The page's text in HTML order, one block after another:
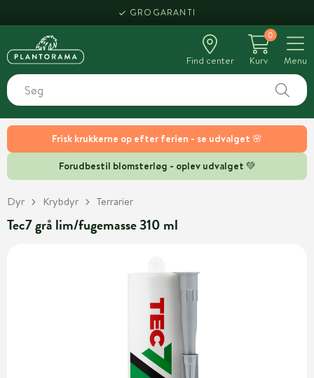
Frisk krukkerne op efter ferien - se udvalget 🌸
Forudbestil blomsterløg - oplev udvalget 💚
GROGARANTI
Find center
0
Kurv
Menu
Dyr Krybdyr Terrarier
Tec7 grå lim/fugemasse 310 ml